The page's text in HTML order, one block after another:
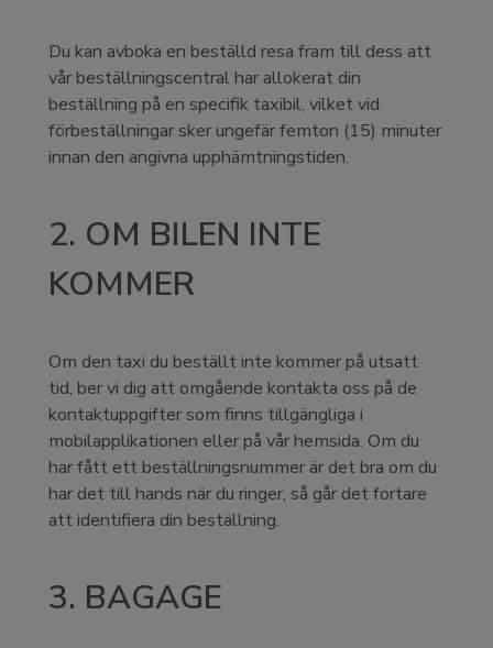
Du kan avboka en beställd resa fram till dess att
vår beställningscentral har allokerat din
beställning på en specifik taxibil, vilket vid
förbeställningar sker ungefär femton (15) minuter
innan den angivna upphämtningstiden.
2. OM BILEN INTE
KOMMER
Om den taxi du beställt inte kommer på utsatt
tid, ber vi dig att omgående kontakta oss på de
kontaktuppgifter som finns tillgängliga i
mobilapplikationen eller på vår hemsida. Om du
har fått ett beställningsnummer är det bra om du
har det till hands när du ringer, så går det fortare
att identifiera din beställning.
3. BAGAGE